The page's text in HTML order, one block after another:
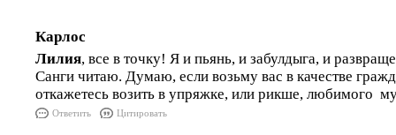
Карлос
Лилия, все в точку! Я и пьянь, и забулдыга, и
Санги читаю. Думаю, если возьму вас в качестве
откажетесь возить в упряжке, или рикше, любимого
Ответить Цитировать